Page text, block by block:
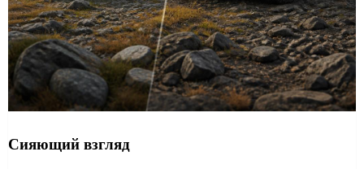
Сияющий взгляд